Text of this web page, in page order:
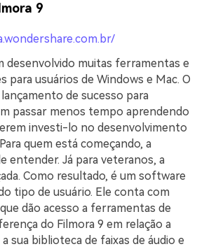
9
desenvolvido muitas ferramentas e
para usuários de Windows e Mac. O
lançamento de sucesso para
passar menos tempo aprendendo
investi-lo no desenvolvimento
quem está começando, a
entender. Já para veteranos, a
Como resultado, é um software
tipo de usuário. Ele conta com
dão acesso a ferramentas de
do Filmora 9 em relação a
sua biblioteca de faixas de áudio e